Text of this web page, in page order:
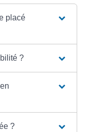
placé
?
?